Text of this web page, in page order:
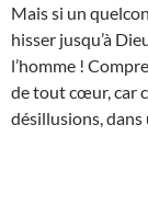
Mais si un
hisser jusqu’à
l’homme !
de tout cœur, car
désillusions,